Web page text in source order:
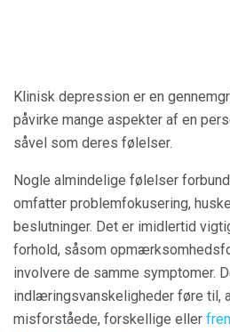
Klinisk depression er en
påvirke mange aspekter af en
såvel som deres følelser.
Nogle almindelige følelser
omfatter problemfokusering,
beslutninger. Det er imidlertid
forhold, såsom
involvere de samme symptomer.
indlæringsvanskeligheder føre til,
misforståede, forskellige eller